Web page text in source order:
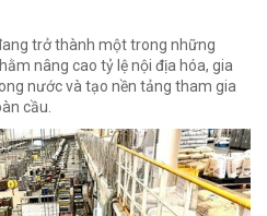
trở thành một trong những
nâng cao tỷ lệ nội địa hóa, gia
nước và tạo nền tảng tham gia
cầu.